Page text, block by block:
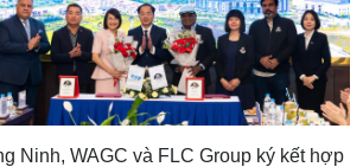
Ninh, WAGC và FLC Group ký kết hợp